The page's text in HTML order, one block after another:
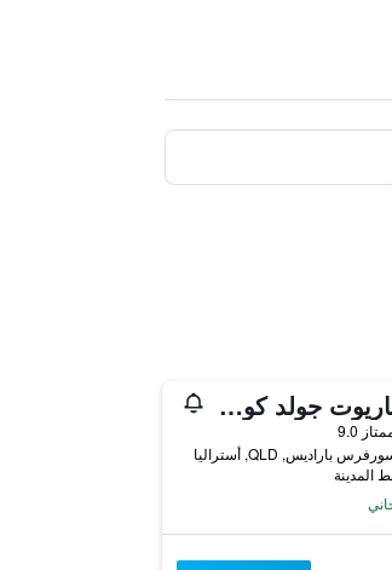
جاي دبليو ماريوت جولد كوست ريزورت آند سبا
9.0